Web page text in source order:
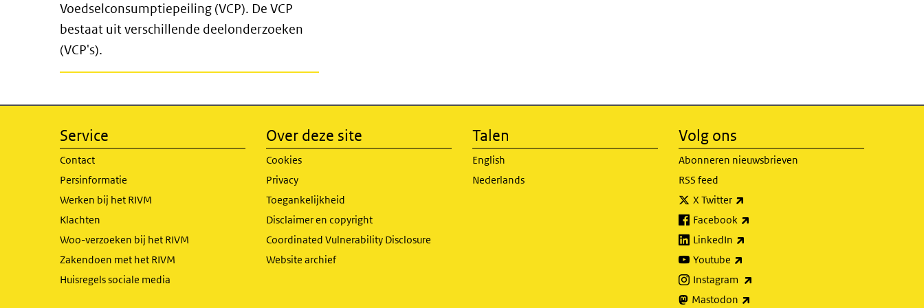
Voedselconsumptiepeiling (VCP). De VCP
bestaat uit verschillende deelonderzoeken
(VCP's).
Service
Contact
Persinformatie
Werken bij het RIVM
Klachten
Woo-verzoeken bij het RIVM
Zakendoen met het RIVM
Huisregels sociale media
Over deze site
Cookies
Privacy
Toegankelijkheid
Disclaimer en copyright
Coordinated Vulnerability Disclosure
Website archief
Talen
English
Nederlands
Volg ons
Abonneren nieuwsbrieven
RSS feed
X Twitter
Facebook
LinkedIn
Youtube
Instagram
Mastodon